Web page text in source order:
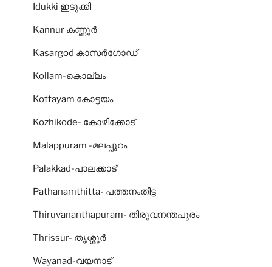
Idukki ഇടുക്കി
Kannur കണ്ണൂര്‍
Kasargod കാസര്‍ഗോഡ്‌
Kollam-കൊല്ലം
Kottayam കോട്ടയം
Kozhikode- കോഴിക്കോട്‌
Malappuram -മലപ്പുറം
Palakkad-പാലക്കാട്‌
Pathanamthitta- പത്തനംതിട്ട
Thiruvananthapuram- തിരുവനന്തപുരം
Thrissur- തൃശ്ശൂര്‍
Wayanad-വയനാട്‌